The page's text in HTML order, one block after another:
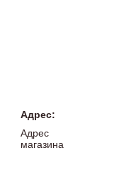
Адрес:
Адрес
магазина